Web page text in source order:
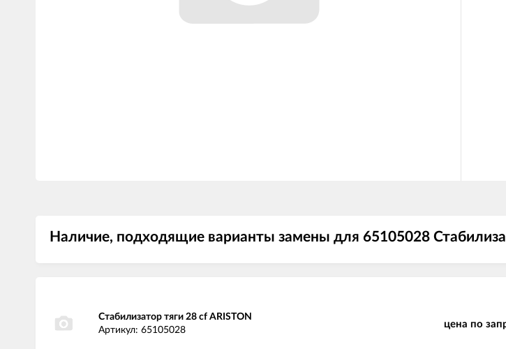
Наличие, подходящие варианты замены для 65105028
Стабилизатор тяги 28 cf ARISTON
Артикул: 65105028
цена по